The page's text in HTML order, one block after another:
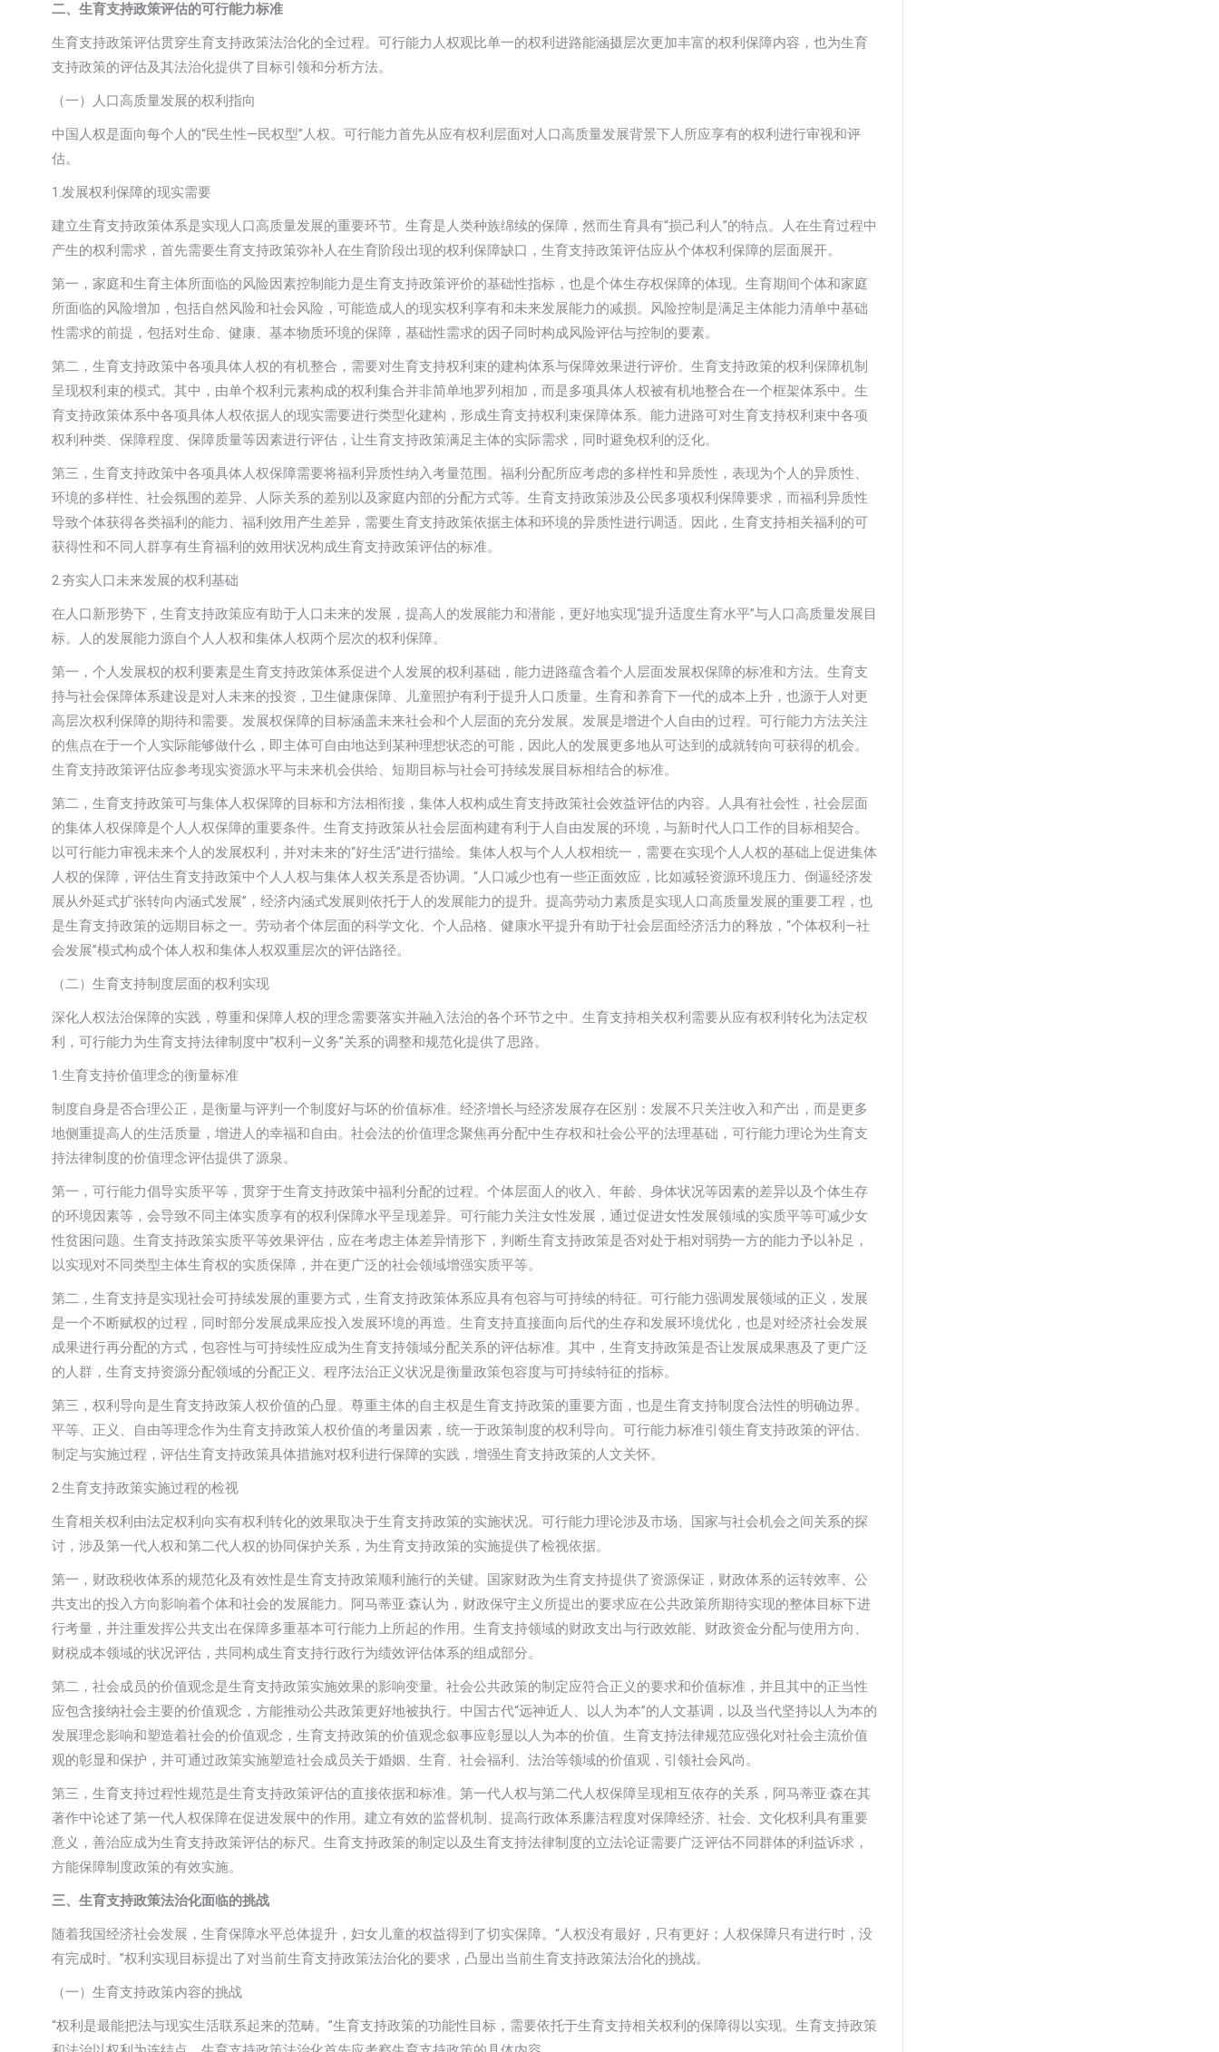
二、生育支持政策评估的可行能力标准
生育支持政策评估贯穿生育支持政策法治化的全过程。可行能力人权观比单一的权利进路能涵摄层次更加丰富的权利保障内容，也为生育
支持政策的评估及其法治化提供了目标引领和分析方法。
（一）人口高质量发展的权利指向
中国人权是面向每个人的“民生性—民权型”人权。可行能力首先从应有权利层面对人口高质量发展背景下人所应享有的权利进行审视和评
估。
1.发展权利保障的现实需要
建立生育支持政策体系是实现人口高质量发展的重要环节。生育是人类种族绵续的保障，然而生育具有“损己利人”的特点。人在生育过程中
产生的权利需求，首先需要生育支持政策弥补人在生育阶段出现的权利保障缺口，生育支持政策评估应从个体权利保障的层面展开。
第一，家庭和生育主体所面临的风险因素控制能力是生育支持政策评价的基础性指标，也是个体生存权保障的体现。生育期间个体和家庭
所面临的风险增加，包括自然风险和社会风险，可能造成人的现实权利享有和未来发展能力的减损。风险控制是满足主体能力清单中基础
性需求的前提，包括对生命、健康、基本物质环境的保障，基础性需求的因子同时构成风险评估与控制的要素。
第二，生育支持政策中各项具体人权的有机整合，需要对生育支持权利束的建构体系与保障效果进行评价。生育支持政策的权利保障机制
呈现权利束的模式。其中，由单个权利元素构成的权利集合并非简单地罗列相加，而是多项具体人权被有机地整合在一个框架体系中。生
育支持政策体系中各项具体人权依据人的现实需要进行类型化建构，形成生育支持权利束保障体系。能力进路可对生育支持权利束中各项
权利种类、保障程度、保障质量等因素进行评估，让生育支持政策满足主体的实际需求，同时避免权利的泛化。
第三，生育支持政策中各项具体人权保障需要将福利异质性纳入考量范围。福利分配所应考虑的多样性和异质性，表现为个人的异质性、
环境的多样性、社会氛围的差异、人际关系的差别以及家庭内部的分配方式等。生育支持政策涉及公民多项权利保障要求，而福利异质性
导致个体获得各类福利的能力、福利效用产生差异，需要生育支持政策依据主体和环境的异质性进行调适。因此，生育支持相关福利的可
获得性和不同人群享有生育福利的效用状况构成生育支持政策评估的标准。
2.夯实人口未来发展的权利基础
在人口新形势下，生育支持政策应有助于人口未来的发展，提高人的发展能力和潜能，更好地实现“提升适度生育水平”与人口高质量发展目
标。人的发展能力源自个人人权和集体人权两个层次的权利保障。
第一，个人发展权的权利要素是生育支持政策体系促进个人发展的权利基础，能力进路蕴含着个人层面发展权保障的标准和方法。生育支
持与社会保障体系建设是对人未来的投资，卫生健康保障、儿童照护有利于提升人口质量。生育和养育下一代的成本上升，也源于人对更
高层次权利保障的期待和需要。发展权保障的目标涵盖未来社会和个人层面的充分发展。发展是增进个人自由的过程。可行能力方法关注
的焦点在于一个人实际能够做什么，即主体可自由地达到某种理想状态的可能，因此人的发展更多地从可达到的成就转向可获得的机会。
生育支持政策评估应参考现实资源水平与未来机会供给、短期目标与社会可持续发展目标相结合的标准。
第二，生育支持政策可与集体人权保障的目标和方法相衔接，集体人权构成生育支持政策社会效益评估的内容。人具有社会性，社会层面
的集体人权保障是个人人权保障的重要条件。生育支持政策从社会层面构建有利于人自由发展的环境，与新时代人口工作的目标相契合。
以可行能力审视未来个人的发展权利，并对未来的“好生活”进行描绘。集体人权与个人人权相统一，需要在实现个人人权的基础上促进集体
人权的保障，评估生育支持政策中个人人权与集体人权关系是否协调。“人口减少也有一些正面效应，比如减轻资源环境压力、倒逼经济发
展从外延式扩张转向内涵式发展”，经济内涵式发展则依托于人的发展能力的提升。提高劳动力素质是实现人口高质量发展的重要工程，也
是生育支持政策的远期目标之一。劳动者个体层面的科学文化、个人品格、健康水平提升有助于社会层面经济活力的释放，“个体权利—社
会发展”模式构成个体人权和集体人权双重层次的评估路径。
（二）生育支持制度层面的权利实现
深化人权法治保障的实践，尊重和保障人权的理念需要落实并融入法治的各个环节之中。生育支持相关权利需要从应有权利转化为法定权
利，可行能力为生育支持法律制度中“权利—义务”关系的调整和规范化提供了思路。
1.生育支持价值理念的衡量标准
制度自身是否合理公正，是衡量与评判一个制度好与坏的价值标准。经济增长与经济发展存在区别：发展不只关注收入和产出，而是更多
地侧重提高人的生活质量，增进人的幸福和自由。社会法的价值理念聚焦再分配中生存权和社会公平的法理基础，可行能力理论为生育支
持法律制度的价值理念评估提供了源泉。
第一，可行能力倡导实质平等，贯穿于生育支持政策中福利分配的过程。个体层面人的收入、年龄、身体状况等因素的差异以及个体生存
的环境因素等，会导致不同主体实质享有的权利保障水平呈现差异。可行能力关注女性发展，通过促进女性发展领域的实质平等可减少女
性贫困问题。生育支持政策实质平等效果评估，应在考虑主体差异情形下，判断生育支持政策是否对处于相对弱势一方的能力予以补足，
以实现对不同类型主体生育权的实质保障，并在更广泛的社会领域增强实质平等。
第二，生育支持是实现社会可持续发展的重要方式，生育支持政策体系应具有包容与可持续的特征。可行能力强调发展领域的正义，发展
是一个不断赋权的过程，同时部分发展成果应投入发展环境的再造。生育支持直接面向后代的生存和发展环境优化，也是对经济社会发展
成果进行再分配的方式，包容性与可持续性应成为生育支持领域分配关系的评估标准。其中，生育支持政策是否让发展成果惠及了更广泛
的人群，生育支持资源分配领域的分配正义、程序法治正义状况是衡量政策包容度与可持续特征的指标。
第三，权利导向是生育支持政策人权价值的凸显。尊重主体的自主权是生育支持政策的重要方面，也是生育支持制度合法性的明确边界。
平等、正义、自由等理念作为生育支持政策人权价值的考量因素，统一于政策制度的权利导向。可行能力标准引领生育支持政策的评估、
制定与实施过程，评估生育支持政策具体措施对权利进行保障的实践，增强生育支持政策的人文关怀。
2.生育支持政策实施过程的检视
生育相关权利由法定权利向实有权利转化的效果取决于生育支持政策的实施状况。可行能力理论涉及市场、国家与社会机会之间关系的探
讨，涉及第一代人权和第二代人权的协同保护关系，为生育支持政策的实施提供了检视依据。
第一，财政税收体系的规范化及有效性是生育支持政策顺利施行的关键。国家财政为生育支持提供了资源保证，财政体系的运转效率、公
共支出的投入方向影响着个体和社会的发展能力。阿马蒂亚·森认为，财政保守主义所提出的要求应在公共政策所期待实现的整体目标下进
行考量，并注重发挥公共支出在保障多重基本可行能力上所起的作用。生育支持领域的财政支出与行政效能、财政资金分配与使用方向、
财税成本领域的状况评估，共同构成生育支持行政行为绩效评估体系的组成部分。
第二，社会成员的价值观念是生育支持政策实施效果的影响变量。社会公共政策的制定应符合正义的要求和价值标准，并且其中的正当性
应包含接纳社会主要的价值观念，方能推动公共政策更好地被执行。中国古代“远神近人、以人为本”的人文基调，以及当代坚持以人为本的
发展理念影响和塑造着社会的价值观念，生育支持政策的价值观念叙事应彰显以人为本的价值。生育支持法律规范应强化对社会主流价值
观的彰显和保护，并可通过政策实施塑造社会成员关于婚姻、生育、社会福利、法治等领域的价值观，引领社会风尚。
第三，生育支持过程性规范是生育支持政策评估的直接依据和标准。第一代人权与第二代人权保障呈现相互依存的关系，阿马蒂亚·森在其
著作中论述了第一代人权保障在促进发展中的作用。建立有效的监督机制、提高行政体系廉洁程度对保障经济、社会、文化权利具有重要
意义，善治应成为生育支持政策评估的标尺。生育支持政策的制定以及生育支持法律制度的立法论证需要广泛评估不同群体的利益诉求，
方能保障制度政策的有效实施。
三、生育支持政策法治化面临的挑战
随着我国经济社会发展，生育保障水平总体提升，妇女儿童的权益得到了切实保障。“人权没有最好，只有更好；人权保障只有进行时，没
有完成时。”权利实现目标提出了对当前生育支持政策法治化的要求，凸显出当前生育支持政策法治化的挑战。
（一）生育支持政策内容的挑战
“权利是最能把法与现实生活联系起来的范畴。”生育支持政策的功能性目标，需要依托于生育支持相关权利的保障得以实现。生育支持政策